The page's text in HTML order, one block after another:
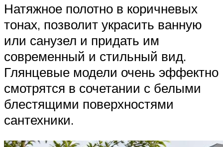
Натяжное полотно в коричневых
тонах, позволит украсить ванную
или санузел и придать им
современный и стильный вид.
Глянцевые модели очень эффектно
смотрятся в сочетании с белыми
блестящими поверхностями
сантехники.